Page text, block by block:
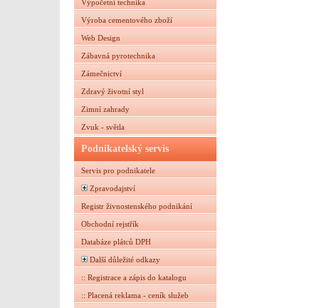
Výpočetní technika
Výroba cementového zboží
Web Design
Zábavná pyrotechnika
Zámečnictví
Zdravý životní styl
Zimní zahrady
Zvuk - světla
Podnikatelský servis
Servis pro podnikatele
Zpravodajství
Registr živnostenského podnikání
Obchodní rejstřík
Databáze plátců DPH
Další důležité odkazy
:: Registrace a zápis do katalogu
:: Placená reklama - ceník služeb